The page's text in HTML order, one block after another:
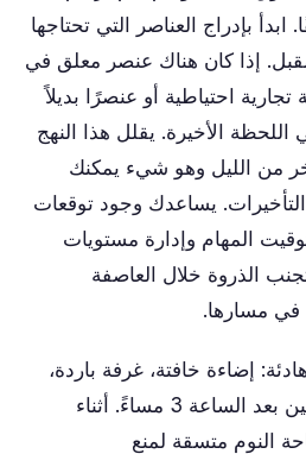
بإدراج العناصر التي تحتاجها
إذا كان هناك عنصر معلق في
احتياطية أو عنصرًا بديلاً
الأخيرة. يقلل هذا النهج
من الليل وهو شيء يمكنك
التأخيرات. يساعدك وجود توقعات
المهام وإدارة مستويات
الذروة خلال العاصفة
في مسارها.
هادئة: إضاءة خافتة، غرفة باردة،
وقاعدة عدم شرب الكافيين بعد الساعة 3 مساءً. أثناء
النوم متسقة لمنع